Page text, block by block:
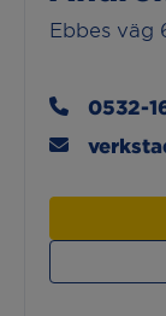
Ebbes väg
0532-